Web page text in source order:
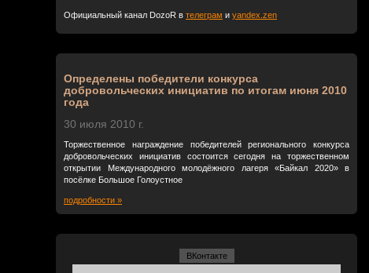
Официальный канал DozoR в телеграм и yandex.zen
Определены победители конкурса
добровольческих инициатив по итогам июня 2010
года
30 июля 2010 г.
Торжественное награждение победителей регионального конкурса
добровольческих инициатив состоится сегодня на торжественном
открытии Международного молодёжного лагеря «Байкал 2020» в
посёлке Большое Голоустное
подробности »
ВКонтакте